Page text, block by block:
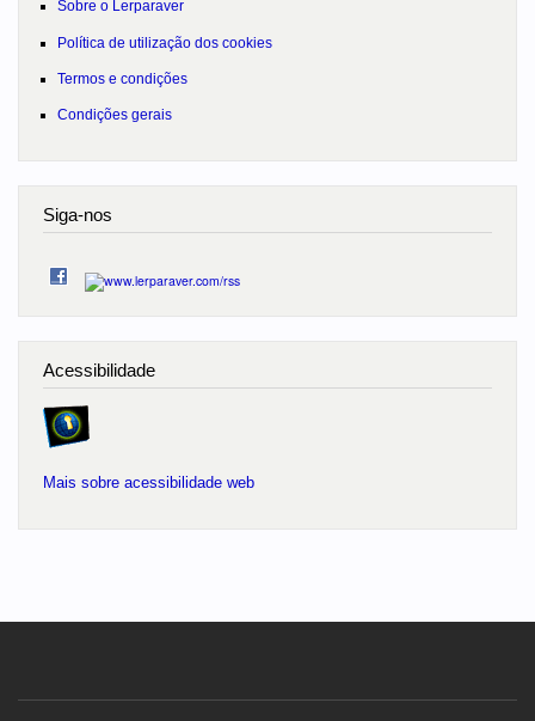
Sobre o Lerparaver
Política de utilização dos cookies
Termos e condições
Condições gerais
Siga-nos
Acessibilidade
Mais sobre acessibilidade web